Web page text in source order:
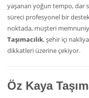
yaşanan yoğun tempo, dar
süreci profesyonel bir
noktada, müşteri
Taşımacılık, şehir içi
dikkatleri üzerine çekiyor.
Öz Kaya